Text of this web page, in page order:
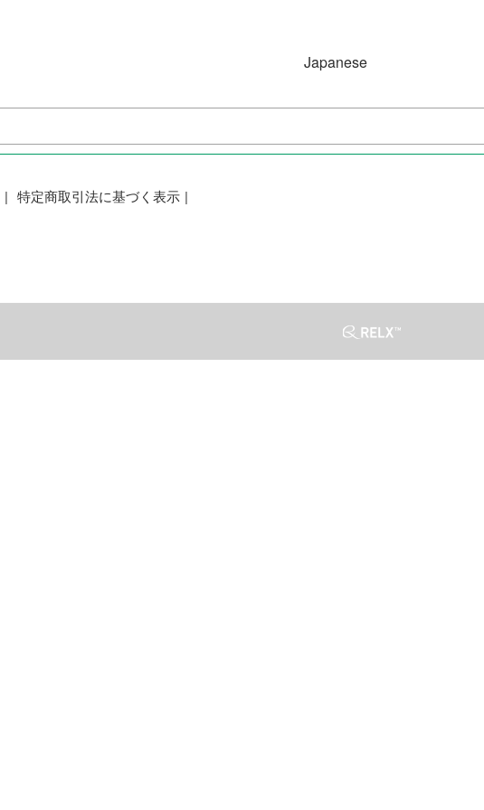
Japanese
Simplified Chinese
特定商取引法に基づく表示